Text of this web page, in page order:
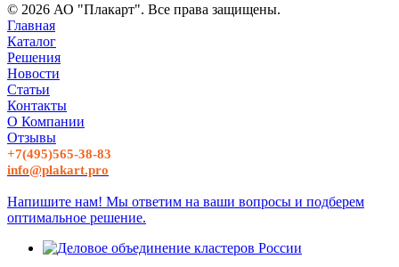
© 2026 АО "Плакарт". Все права защищены.
Главная
Каталог
Решения
Новости
Статьи
Контакты
О Компании
Отзывы
+7(495)565-38-83
info@plakart.pro
Напишите нам! Мы ответим на ваши вопросы и подберем
оптимальное решение.